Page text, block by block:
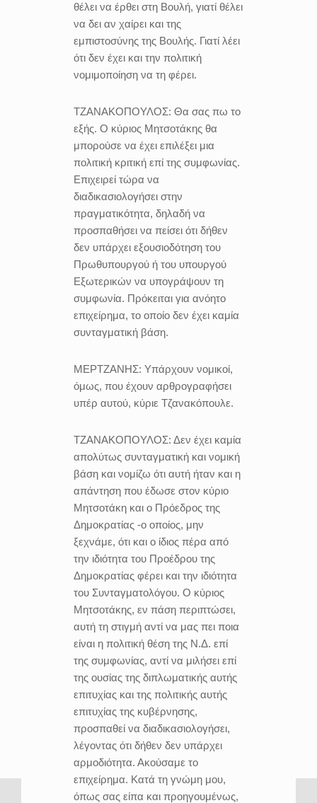
θέλει να έρθει στη Βουλή, γιατί θέλει
να δει αν χαίρει και της
εμπιστοσύνης της Βουλής. Γιατί λέει
ότι δεν έχει και την πολιτική
νομιμοποίηση να τη φέρει.
ΤΖΑΝΑΚΟΠΟΥΛΟΣ: Θα σας πω το
εξής. Ο κύριος Μητσοτάκης θα
μπορούσε να έχει επιλέξει μια
πολιτική κριτική επί της συμφωνίας.
Επιχειρεί τώρα να
διαδικασιολογήσει στην
πραγματικότητα, δηλαδή να
προσπαθήσει να πείσει ότι δήθεν
δεν υπάρχει εξουσιοδότηση του
Πρωθυπουργού ή του υπουργού
Εξωτερικών να υπογράψουν τη
συμφωνία. Πρόκειται για ανόητο
επιχείρημα, το οποίο δεν έχει καμία
συνταγματική βάση.
ΜΕΡΤΖΑΝΗΣ: Υπάρχουν νομικοί,
όμως, που έχουν αρθρογραφήσει
υπέρ αυτού, κύριε Τζανακόπουλε.
ΤΖΑΝΑΚΟΠΟΥΛΟΣ: Δεν έχει καμία
απολύτως συνταγματική και νομική
βάση και νομίζω ότι αυτή ήταν και η
απάντηση που έδωσε στον κύριο
Μητσοτάκη και ο Πρόεδρος της
Δημοκρατίας -ο οποίος, μην
ξεχνάμε, ότι και ο ίδιος πέρα από
την ιδιότητα του Προέδρου της
Δημοκρατίας φέρει και την ιδιότητα
του Συνταγματολόγου. Ο κύριος
Μητσοτάκης, εν πάση περιπτώσει,
αυτή τη στιγμή αντί να μας πει ποια
είναι η πολιτική θέση της Ν.Δ. επί
της συμφωνίας, αντί να μιλήσει επί
της ουσίας της διπλωματικής αυτής
επιτυχίας και της πολιτικής αυτής
επιτυχίας της κυβέρνησης,
προσπαθεί να διαδικασιολογήσει,
λέγοντας ότι δήθεν δεν υπάρχει
αρμοδιότητα. Ακούσαμε το
επιχείρημα. Κατά τη γνώμη μου,
όπως σας είπα και προηγουμένως,